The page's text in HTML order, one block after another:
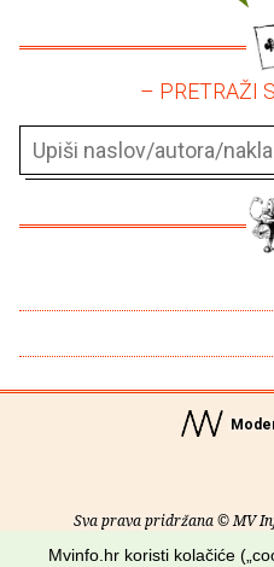
– PRETRAŽI
Sva prava pridržana © MV
Mvinfo.hr koristi kolačiće